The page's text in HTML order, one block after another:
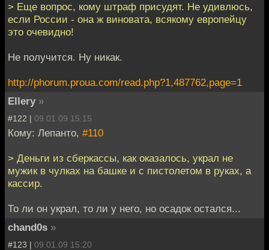
> Еще вопрос, кому штраф присудят. Не удивлюсь,
если России - она ж виновата, всякому европейцу
это очевидно!
Не получится. Ну никак.
http://phorum.proua.com/read.php?1,487762,page=1
Ellery »
#122 | 09.01.09 15:15
Кому: Лепанто, #110
> Деньги из сберкассы, как оказалось, украл не
мужик в чулках на башке и с пистолетом в руках, а
кассир.
То ли он украл, то ли у него, но осадок остался...
chand0s »
#123 | 09.01.09 15:20